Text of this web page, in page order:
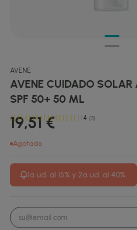
AVENE
AVENE CUIDADO SOLAR
SPF 50+ 50 ML
19,51 € 4 (3)
Agotado
1ª ud. al 15% y 2ª ud. al 40%.